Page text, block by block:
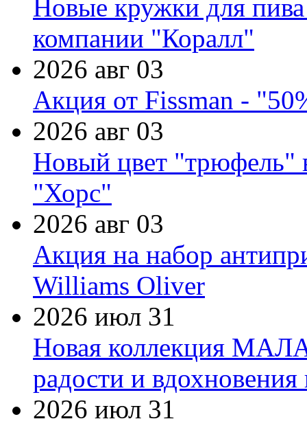
Новые кружки для
компании "Коралл"
2026 авг 03
Акция от Fissman -
2026 авг 03
Новый цвет "трюфель"
"Хорс"
2026 авг 03
Акция на набор
Williams Oliver
2026 июл 31
Новая коллекция
радости и
2026 июл 31